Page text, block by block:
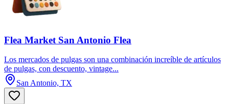
Flea Market San Antonio Flea
Los mercados de pulgas son una combinación increíble de artículos
de pulgas, con descuento, vintage...
San Antonio, TX